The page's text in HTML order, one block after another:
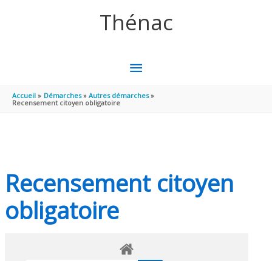
Thénac
MENU
PRINCIPAL
Accueil Démarches
Autres démarches
Recensement citoyen obligatoire
Recensement citoyen
obligatoire